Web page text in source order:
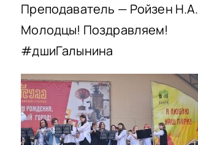
Преподаватель — Ройзен Н.А.
Молодцы! Поздравляем!
#дшиГалынина